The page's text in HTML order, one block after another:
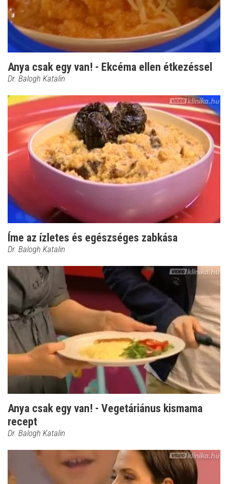
Anya csak egy van! - Ekcéma ellen étkezéssel
Dr. Balogh Katalin
Íme az ízletes és egészséges zabkása
Dr. Balogh Katalin
Anya csak egy van! - Vegetáriánus kismama
recept
Dr. Balogh Katalin